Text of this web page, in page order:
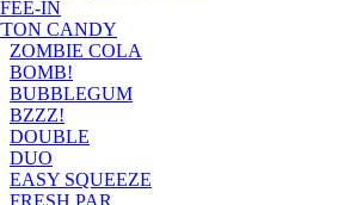
IN
CANDY
ZOMBIE COLA
BOMB!
BUBBLEGUM
BZZZ!
DOUBLE
DUO
EASY SQUEEZE
FRESH PAR